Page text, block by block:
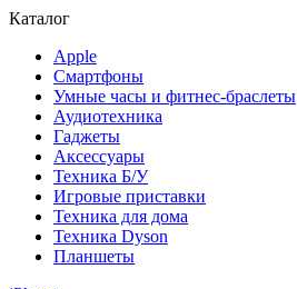
Каталог
Apple
Смартфоны
Умные часы и фитнес-браслеты
Аудиотехника
Гаджеты
Аксессуары
Техника Б/У
Игровые приставки
Техника для дома
Техника Dyson
Планшеты